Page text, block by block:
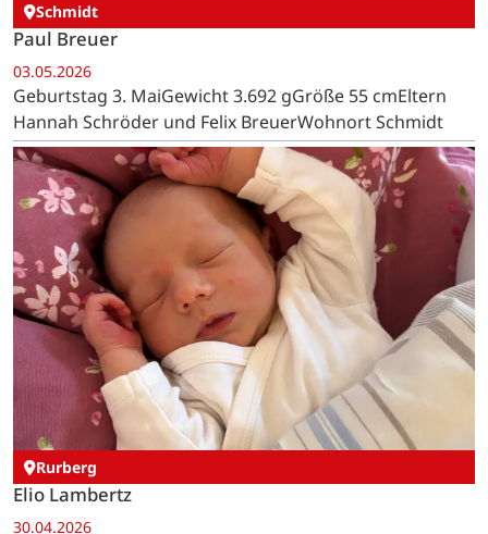
Schmidt
Paul Breuer
03.05.2026
Geburtstag 3. MaiGewicht 3.692 gGröße 55 cmEltern
Hannah Schröder und Felix BreuerWohnort Schmidt
Rurberg
Elio Lambertz
30.04.2026